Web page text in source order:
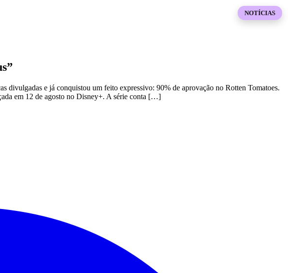
divulgadas e já conquistou um feito expressivo: 90% de aprovação no Rotten Tomatoes.
em 12 de agosto no Disney+. A série conta […]
NOTÍCIAS